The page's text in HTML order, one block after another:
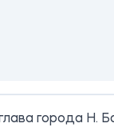
города Н.